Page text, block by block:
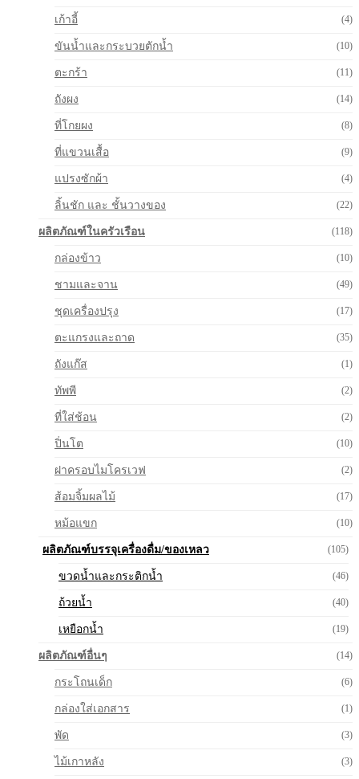
เก้าอี้ (4)
ขันน้ำและกระบวยตักน้ำ (10)
ตะกร้า (11)
ถังผง (14)
ที่โกยผง (8)
ที่แขวนเสื้อ (9)
แปรงซักผ้า (4)
ลิ้นชัก และ ชั้นวางของ (22)
ผลิตภัณฑ์ในครัวเรือน (118)
กล่องข้าว (10)
ชามและจาน (49)
ชุดเครื่องปรุง (17)
ตะแกรงและถาด (35)
ถังแก๊ส (1)
ทัพพี (2)
ที่ใส่ช้อน (2)
ปิ่นโต (10)
ฝาครอบไมโครเวฟ (2)
ส้อมจิ้มผลไม้ (17)
หม้อแขก (10)
ผลิตภัณฑ์บรรจุเครื่องดื่ม/ของเหลว (105)
ขวดน้ำและกระติกน้ำ (46)
ถ้วยน้ำ (40)
เหยือกน้ำ (19)
ผลิตภัณฑ์อื่นๆ (14)
กระโถนเด็ก (6)
กล่องใส่เอกสาร (1)
พัด (3)
ไม้เกาหลัง (3)